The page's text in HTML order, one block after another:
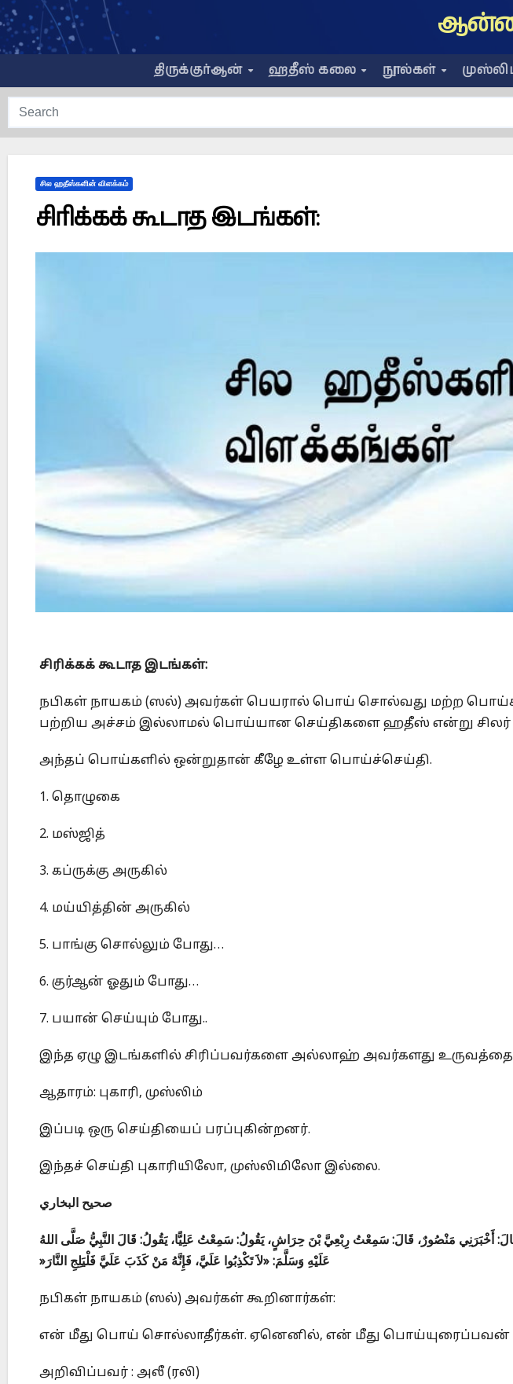
Skip
to
content
திருக்குர்ஆன் ஹதீஸ் கலை நூல்கள்
சில ஹதீஸ்களின் விளக்கம்
சிரிக்கக் கூடாத இடங்கள்:
சிரிக்கக் கூடாத இடங்கள்:
நபிகள் நாயகம் (ஸல்) அவர்கள் பெயரால் பொய் சொல்வது மற்ற
பற்றிய அச்சம் இல்லாமல் பொய்யான செய்திகளை ஹதீஸ் என்று சிலர்
அந்தப் பொய்களில் ஒன்றுதான் கீழே உள்ள பொய்ச்செய்தி.
1. தொழுகை
2. மஸ்ஜித்
3. கப்ருக்கு அருகில்
4. மய்யித்தின் அருகில்
5. பாங்கு சொல்லும் போது…
6. குர்ஆன் ஓதும் போது…
7. பயான் செய்யும் போது..
இந்த ஏழு இடங்களில் சிரிப்பவர்களை அல்லாஹ் அவர்களது உருவத்தை
ஆதாரம்: புகாரி, முஸ்லிம்
இப்படி ஒரு செய்தியைப் பரப்புகின்றனர்.
இந்தச் செய்தி புகாரியிலோ, முஸ்லிமிலோ இல்லை.
صحيح البخاري
قَالَ: أَخْبَرَنِي مَنْصُورٌ، قَالَ: سَمِعْتُ رِبْعِيَّ بْنَ حِرَاشٍ، يَقُولُ: سَمِعْتُ عَلِيًّا، يَقُولُ: قَالَ النَّبِيُّ صَلَّى اللهُ
عَلَيْهِ وَسَلَّمَ: «لاَ تَكْذِبُوا عَلَيَّ، فَإِنَّهُ مَنْ كَذَبَ عَلَيَّ فَلْيَلِجِ النَّارَ»
நபிகள் நாயகம் (ஸல்) அவர்கள் கூறினார்கள்:
என் மீது பொய் சொல்லாதீர்கள். ஏனெனில், என் மீது பொய்யுரைப்பவன்
அறிவிப்பவர் : அலீ (ரலி)
Did Jesus Resurrect on Sunday or Monday? Is Prophet